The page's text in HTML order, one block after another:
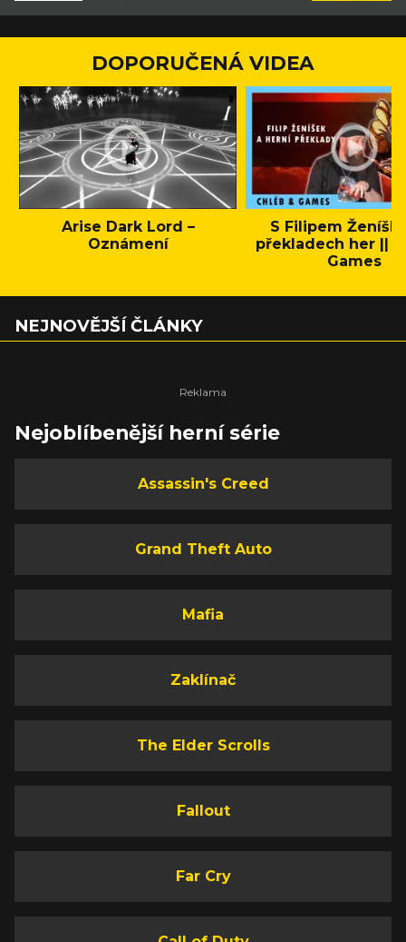
DOPORUČENÁ VIDEA
Arise Dark Lord –
Oznámení
S Filipem
překladech her ||
Games
NEJNOVĚJŠÍ ČLÁNKY
Nejoblíbenější herní série
Assassin's Creed
Grand Theft Auto
Mafia
Zaklínač
The Elder Scrolls
Fallout
Far Cry